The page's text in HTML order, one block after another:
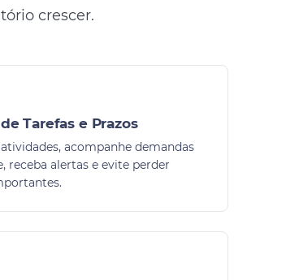
crescer.
Tarefas e Prazos
acompanhe demandas
receba alertas e evite perder